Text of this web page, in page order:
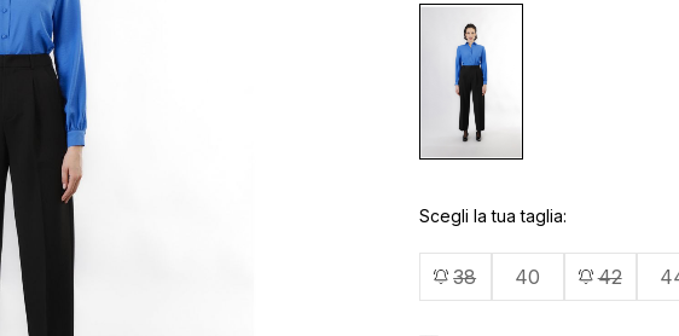
Scegli la tua taglia
38 40 42